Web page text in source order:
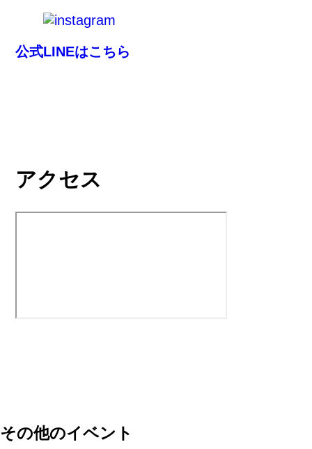
公式LINEはこちら
アクセス
その他のイベント